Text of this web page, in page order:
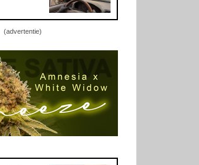
(advertentie)